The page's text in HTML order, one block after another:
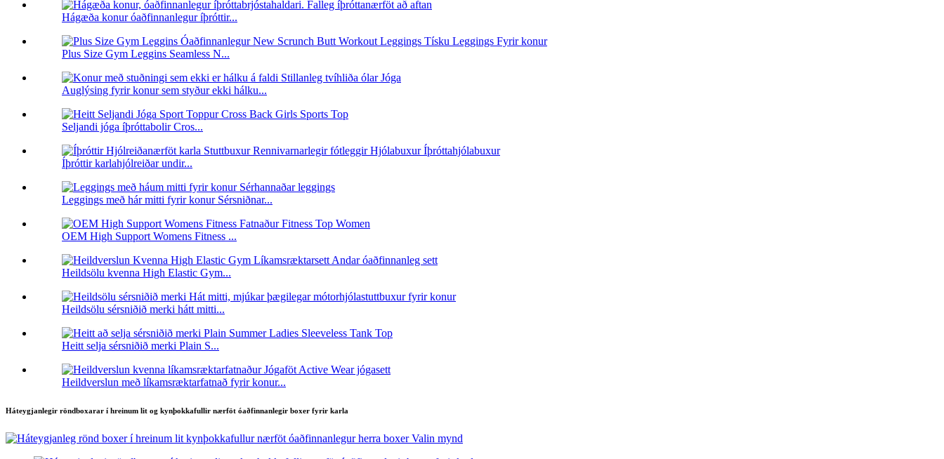
Hágæða konur óaðfinnanlegur íþróttir...
Plus Size Gym Leggins Seamless N...
Auglýsing fyrir konur sem styður ekki hálku...
Seljandi jóga íþróttabolir Cros...
Íþróttir karlahjólreiðar undir...
Leggings með hár mitti fyrir konur Sérsniðnar...
OEM High Support Womens Fitness ...
Heildsölu kvenna High Elastic Gym...
Heildsölu sérsniðið merki hátt mitti...
Heitt selja sérsniðið merki Plain S...
Heildverslun með líkamsræktarfatnað fyrir konur...
Háteygjanlegir röndboxarar í hreinum lit og kynþokkafullir nærföt óaðfinnanlegir boxer fyrir karla